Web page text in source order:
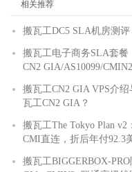
相关推荐
搬瓦工DC5 SLA机房测
搬瓦工电子商务SLA套餐
CN2 GIA/AS10099/
搬瓦工CN2 GIA VPS介
瓦工CN2 GIA？
搬瓦工The Tokyo Plan
CMI直连，折后年付92.3
搬瓦工BIGGERBOX-